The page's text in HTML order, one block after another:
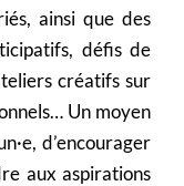
ainsi que des
défis de
créatifs sur
Un moyen
d’encourager
aux aspirations